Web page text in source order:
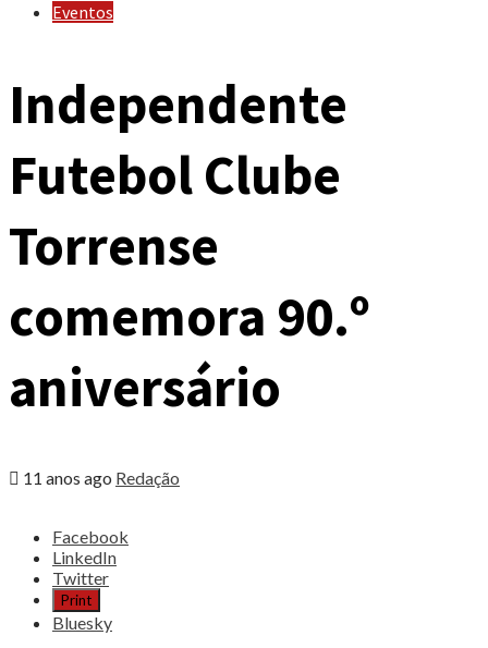
Eventos
Independente
Futebol Clube
Torrense
comemora 90.º
aniversário
11 anos ago Redação
Share
post
"Independente
Futebol
Facebook
LinkedIn
Twitter
Print
Bluesky